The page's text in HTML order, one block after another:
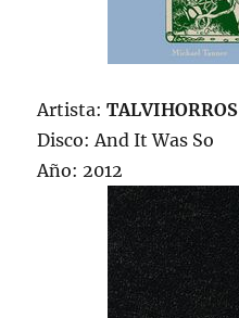
Artista:TALVIHORROS
Disco: And It Was So
Año: 2012